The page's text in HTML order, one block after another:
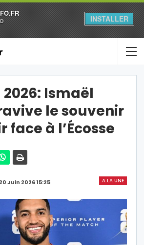
INSTALLER
Ismaël
le souvenir
face à l’Écosse
A LA UNE
20 Juin 2026 15:25